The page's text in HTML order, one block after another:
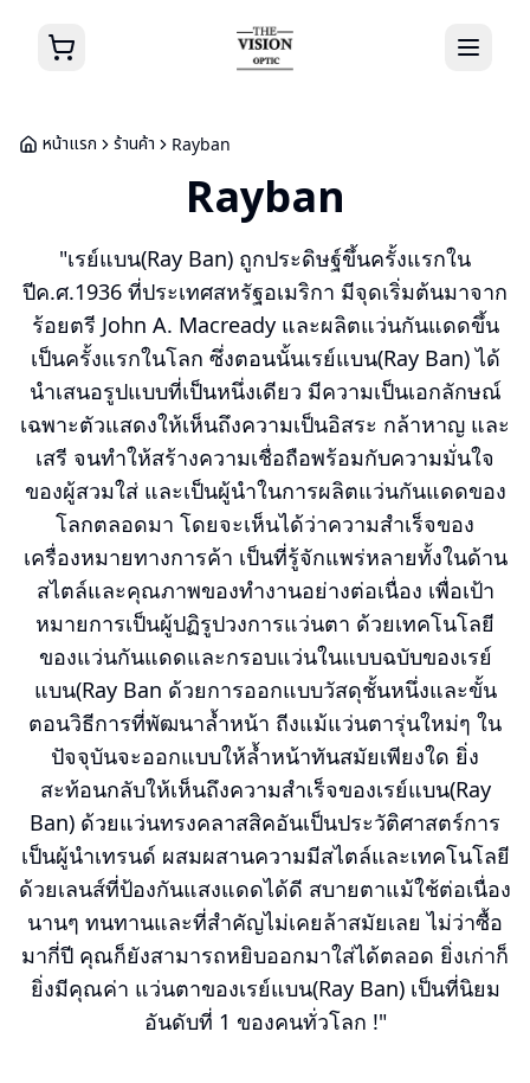
หน้าแรก ร้านค้า Rayban
Rayban
"เรย์แบน(Ray Ban) ถูกประดิษฐ์ขึ้นครั้งแรกใน
ปีค.ศ.1936 ที่ประเทศสหรัฐอเมริกา มีจุดเริ่มต้นมาจาก
ร้อยตรี John A. Macready และผลิตแว่นกันแดดขึ้น
เป็นครั้งแรกในโลก ซึ่งตอนนั้นเรย์แบน(Ray Ban) ได้
นำเสนอรูปแบบที่เป็นหนึ่งเดียว มีความเป็นเอกลักษณ์
เฉพาะตัวแสดงให้เห็นถึงความเป็นอิสระ กล้าหาญ และ
เสรี จนทำให้สร้างความเชื่อถือพร้อมกับความมั่นใจ
ของผู้สวมใส่ และเป็นผู้นำในการผลิตแว่นกันแดดของ
โลกตลอดมา โดยจะเห็นได้ว่าความสำเร็จของ
เครื่องหมายทางการค้า เป็นที่รู้จักแพร่หลายทั้งในด้าน
สไตล์และคุณภาพของทำงานอย่างต่อเนื่อง เพื่อเป้า
หมายการเป็นผู้ปฏิรูปวงการแว่นตา ด้วยเทคโนโลยี
ของแว่นกันแดดและกรอบแว่นในแบบฉบับของเรย์
แบน(Ray Ban ด้วยการออกแบบวัสดุชั้นหนึ่งและขั้น
ตอนวิธีการที่พัฒนาล้ำหน้า ถีงแม้แว่นตารุ่นใหม่ๆ ใน
ปัจจุบันจะออกแบบให้ล้ำหน้าทันสมัยเพียงใด ยิ่ง
สะท้อนกลับให้เห็นถึงความสำเร็จของเรย์แบน(Ray
Ban) ด้วยแว่นทรงคลาสสิคอันเป็นประวัติศาสตร์การ
เป็นผู้นำเทรนด์ ผสมผสานความมีสไตล์และเทคโนโลยี
ด้วยเลนส์ที่ป้องกันแสงแดดได้ดี สบายตาแม้ใช้ต่อเนื่อง
นานๆ ทนทานและที่สำคัญไม่เคยล้าสมัยเลย ไม่ว่าซื้อ
มากี่ปี คุณก็ยังสามารถหยิบออกมาใส่ได้ตลอด ยิ่งเก่าก็
ยิ่งมีคุณค่า แว่นตาของเรย์แบน(Ray Ban) เป็นที่นิยม
อันดับที่ 1 ของคนทั่วโลก !"